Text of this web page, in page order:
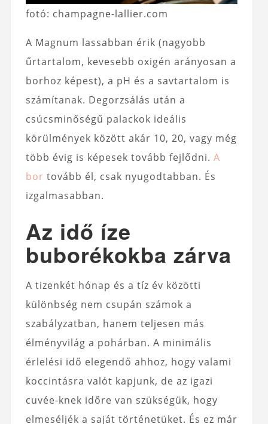
fotó: champagne-lallier.com
A Magnum lassabban érik (nagyobb
űrtartalom, kevesebb oxigén arányosan a
borhoz képest), a pH és a savtartalom is
számítanak. Degorzsálás után a
csúcsminőségű palackok ideális
körülmények között akár 10, 20, vagy még
több évig is képesek tovább fejlődni. A
bor tovább él, csak nyugodtabban. És
izgalmasabban.
Az idő íze
buborékokba zárva
A tizenkét hónap és a tíz év közötti
különbség nem csupán számok a
szabályzatban, hanem teljesen más
élményvilág a pohárban. A minimális
érlelési idő elegendő ahhoz, hogy valami
koccintásra valót kapjunk, de az igazi
cuvée-knek időre van szükségük, hogy
elmeséljék a saját történetüket. És ez már